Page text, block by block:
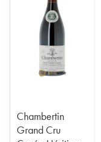
Chambertin
Grand Cru